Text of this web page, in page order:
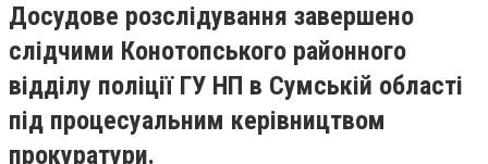
Досудове розслідування завершено
слідчими Конотопського районного
відділу поліції ГУ НП в Сумській області
під процесуальним керівництвом
прокуратури.